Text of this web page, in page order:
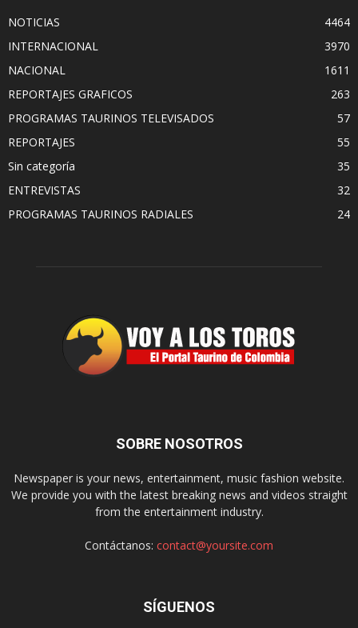
NOTICIAS
4464
INTERNACIONAL
3970
NACIONAL
1611
REPORTAJES GRAFICOS
263
PROGRAMAS TAURINOS TELEVISADOS
57
REPORTAJES
55
Sin categoría
35
ENTREVISTAS
32
PROGRAMAS TAURINOS RADIALES
24
SOBRE NOSOTROS
Newspaper is your news, entertainment, music fashion website.
We provide you with the latest breaking news and videos straight
from the entertainment industry.
Contáctanos: contact@yoursite.com
SÍGUENOS